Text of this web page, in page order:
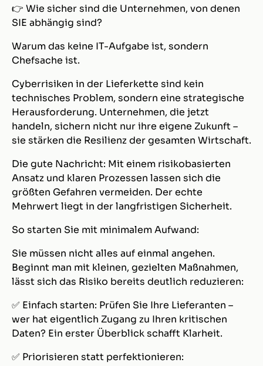
👉 Wie sicher sind die Unternehmen, von denen
SIE abhängig sind?
Warum das keine IT-Aufgabe ist, sondern
Chefsache ist.
Cyberrisiken in der Lieferkette sind kein
technisches Problem, sondern eine strategische
Herausforderung. Unternehmen, die jetzt
handeln, sichern nicht nur ihre eigene Zukunft –
sie stärken die Resilienz der gesamten Wirtschaft.
Die gute Nachricht: Mit einem risikobasierten
Ansatz und klaren Prozessen lassen sich die
größten Gefahren vermeiden. Der echte
Mehrwert liegt in der langfristigen Sicherheit.
So starten Sie mit minimalem Aufwand:
Sie müssen nicht alles auf einmal angehen.
Beginnt man mit kleinen, gezielten Maßnahmen,
lässt sich das Risiko bereits deutlich reduzieren:
✅ Einfach starten: Prüfen Sie Ihre Lieferanten –
wer hat eigentlich Zugang zu Ihren kritischen
Daten? Ein erster Überblick schafft Klarheit.
✅ Priorisieren statt perfektionieren: